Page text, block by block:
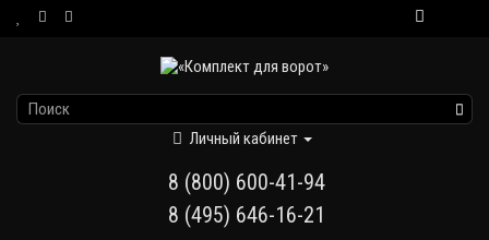
Личный кабинет
8 (800) 600-41-94
8 (495) 646-16-21